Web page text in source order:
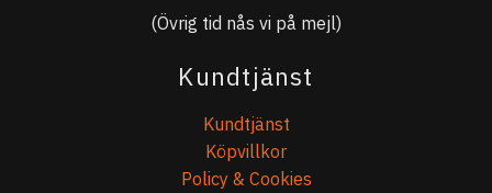
(Övrig tid nås vi på mejl)
Kundtjänst
Kundtjänst
Köpvillkor
Policy & Cookies